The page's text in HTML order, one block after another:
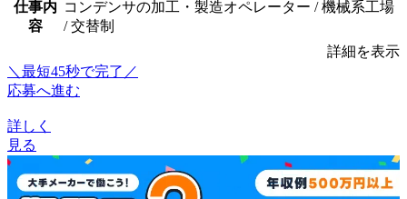
仕事内
容
コンデンサの加工・製造オペレーター / 機械系工場
/ 交替制
詳細を表示
＼最短45秒で完了／
応募へ進む
詳しく
見る